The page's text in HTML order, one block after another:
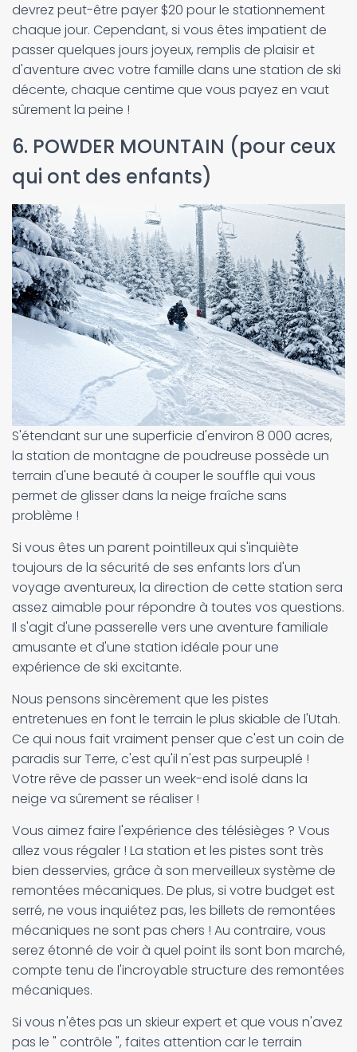
devrez peut-être payer $20 pour le stationnement
chaque jour. Cependant, si vous êtes impatient de
passer quelques jours joyeux, remplis de plaisir et
d'aventure avec votre famille dans une station de ski
décente, chaque centime que vous payez en vaut
sûrement la peine !
6. POWDER MOUNTAIN (pour ceux
qui ont des enfants)
S'étendant sur une superficie d'environ 8 000 acres,
la station de montagne de poudreuse possède un
terrain d'une beauté à couper le souffle qui vous
permet de glisser dans la neige fraîche sans
problème !
Si vous êtes un parent pointilleux qui s'inquiète
toujours de la sécurité de ses enfants lors d'un
voyage aventureux, la direction de cette station sera
assez aimable pour répondre à toutes vos questions.
Il s'agit d'une passerelle vers une aventure familiale
amusante et d'une station idéale pour une
expérience de ski excitante.
Nous pensons sincèrement que les pistes
entretenues en font le terrain le plus skiable de l'Utah.
Ce qui nous fait vraiment penser que c'est un coin de
paradis sur Terre, c'est qu'il n'est pas surpeuplé !
Votre rêve de passer un week-end isolé dans la
neige va sûrement se réaliser !
Vous aimez faire l'expérience des télésièges ? Vous
allez vous régaler ! La station et les pistes sont très
bien desservies, grâce à son merveilleux système de
remontées mécaniques. De plus, si votre budget est
serré, ne vous inquiétez pas, les billets de remontées
mécaniques ne sont pas chers ! Au contraire, vous
serez étonné de voir à quel point ils sont bon marché,
compte tenu de l'incroyable structure des remontées
mécaniques.
Si vous n'êtes pas un skieur expert et que vous n'avez
pas le " contrôle ", faites attention car le terrain